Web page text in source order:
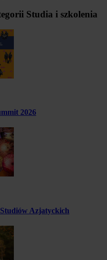
Studia i szkolenia
2026
Azjatyckich